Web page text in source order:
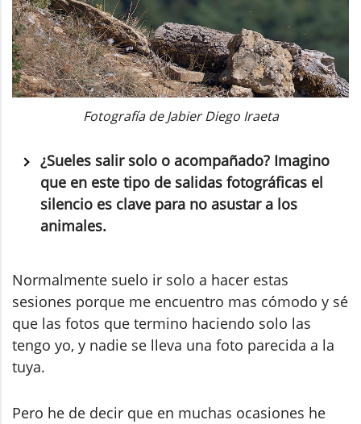
Fotografía de Jabier Diego Iraeta
¿Sueles salir solo o acompañado? Imagino
que en este tipo de salidas fotográficas el
silencio es clave para no asustar a los
animales.
Normalmente suelo ir solo a hacer estas
sesiones porque me encuentro mas cómodo y sé
que las fotos que termino haciendo solo las
tengo yo, y nadie se lleva una foto parecida a la
tuya.
Pero he de decir que en muchas ocasiones he